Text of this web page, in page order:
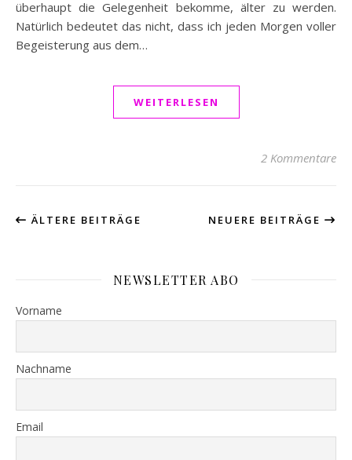
überhaupt die Gelegenheit bekomme, älter zu werden.
Natürlich bedeutet das nicht, dass ich jeden Morgen voller
Begeisterung aus dem…
WEITERLESEN
2 Kommentare
ÄLTERE BEITRÄGE NEUERE BEITRÄGE
NEWSLETTER ABO
Vorname
Nachname
Email